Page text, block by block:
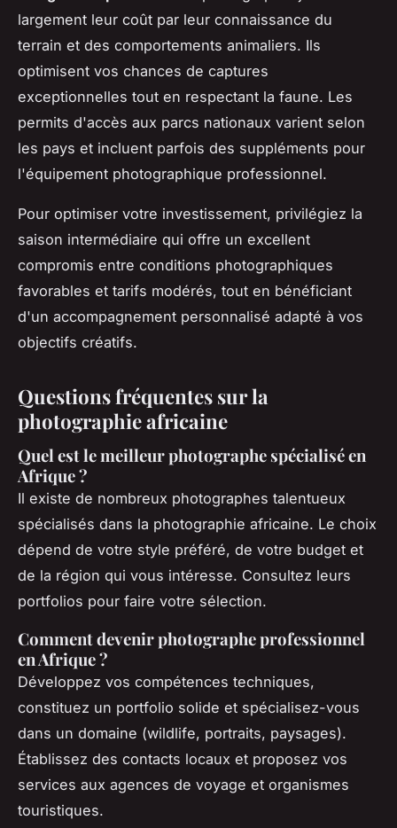
largement leur coût par leur connaissance du
terrain et des comportements animaliers. Ils
optimisent vos chances de captures
exceptionnelles tout en respectant la faune. Les
permits d'accès aux parcs nationaux varient selon
les pays et incluent parfois des suppléments pour
l'équipement photographique professionnel.
Pour optimiser votre investissement, privilégiez la
saison intermédiaire qui offre un excellent
compromis entre conditions photographiques
favorables et tarifs modérés, tout en bénéficiant
d'un accompagnement personnalisé adapté à vos
objectifs créatifs.
Questions fréquentes sur la
photographie africaine
Quel est le meilleur photographe spécialisé en
Afrique ?
Il existe de nombreux photographes talentueux
spécialisés dans la photographie africaine. Le choix
dépend de votre style préféré, de votre budget et
de la région qui vous intéresse. Consultez leurs
portfolios pour faire votre sélection.
Comment devenir photographe professionnel
en Afrique ?
Développez vos compétences techniques,
constituez un portfolio solide et spécialisez-vous
dans un domaine (wildlife, portraits, paysages).
Établissez des contacts locaux et proposez vos
services aux agences de voyage et organismes
touristiques.